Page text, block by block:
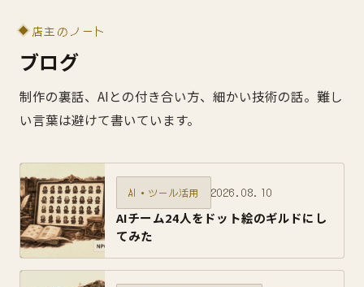
店主のノート
ブログ
制作の裏話、AIとの付き合い方、細かい技術の話。難し
い言葉は避けて書いています。
2026.08.10
AI・ツール活用
AIチーム24人をドット絵のギルドにし
てみた